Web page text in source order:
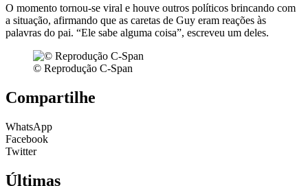
O momento tornou-se viral e houve outros políticos brincando com
a situação, afirmando que as caretas de Guy eram reações às
palavras do pai. “Ele sabe alguma coisa”, escreveu um deles.
© Reprodução C-Span
Compartilhe
WhatsApp
Facebook
Twitter
Últimas